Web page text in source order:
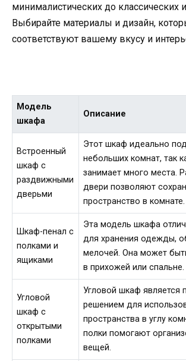
минималистических до классических
Выбирайте материалы и дизайн,
соответствуют вашему вкусу и
Модель
шкафа
Описание
Встроенный
шкаф с
раздвижными
дверьми
Этот шкаф идеально
небольших комнат, так
занимает много места.
двери позволяют
пространство в комнате.
Шкаф-пенал с
полками и
ящиками
Эта модель шкафа
для хранения одежды,
мелочей. Она может
в прихожей или спальне.
Угловой
шкаф с
открытыми
полками
Угловой шкаф является
решением для
пространства в углу
полки помогают
вещей.